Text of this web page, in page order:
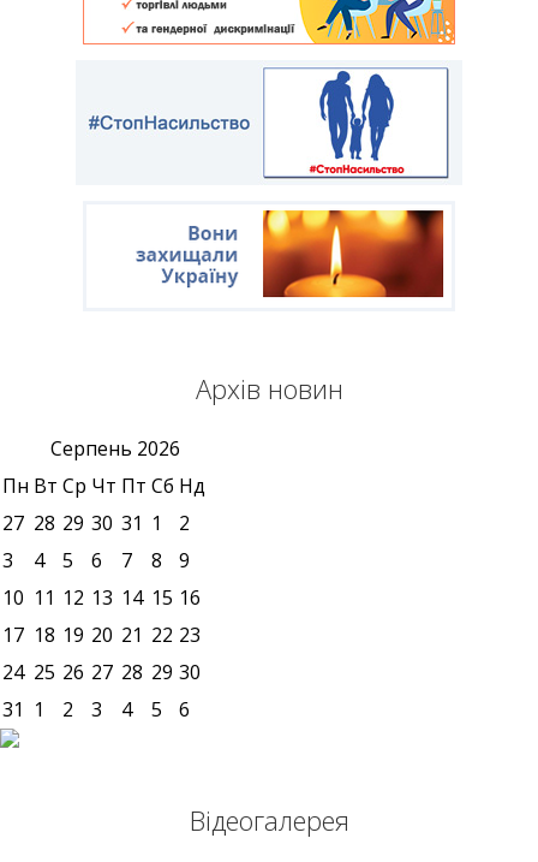
Архів новин
Серпень 2026
Пн Вт Ср Чт Пт Сб Нд
27 28 29 30 31 1
2
3
4 5 6 7 8
9
10 11 12 13 14 15 16
17 18 19 20 21 22 23
24 25 26 27 28 29 30
31 1 2 3 4 5 6
Відеогалерея